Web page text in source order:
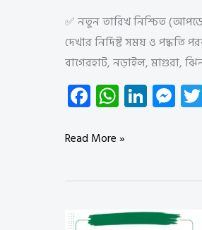
✅ নতুন তারিখ নিশ্চিত
দেখার নির্দিষ্ট সময় ও
বাগেরহাট, নড়াইল, মাগুরা,
Fa
ce
b
ok
W
ha
ts
p
p
Li
nk
n
M
es
g
er
Jessore
SSC
2026
Read More »